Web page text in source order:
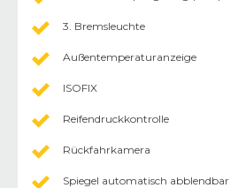
3. Bremsleuchte
Außentemperaturanzeige
ISOFIX
Reifendruckkontrolle
Rückfahrkamera
Spiegel automatisch abblendbar